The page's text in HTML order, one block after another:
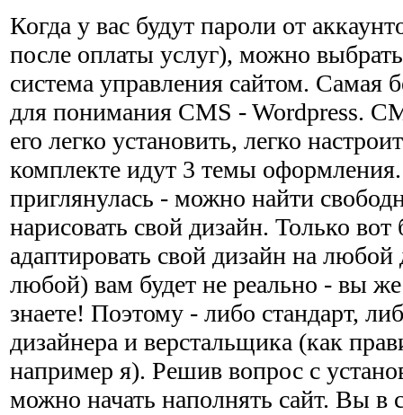
Когда у вас будут пароли от
после оплаты услуг), можно
система управления сайтом. Самая
для понимания CMS - Wordpress.
его легко установить, легко
комплекте идут 3 темы
приглянулась - можно найти
нарисовать свой дизайн. Только вот
адаптировать свой дизайн на
любой) вам будет не реально - вы
знаете! Поэтому - либо стандарт,
дизайнера и верстальщика (как
например я). Решив вопрос с
можно начать наполнять сайт. Вы в